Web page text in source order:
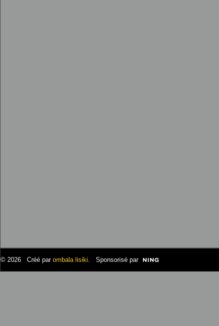
© 2026 Créé par ombala lisiki. Sponsorisé par